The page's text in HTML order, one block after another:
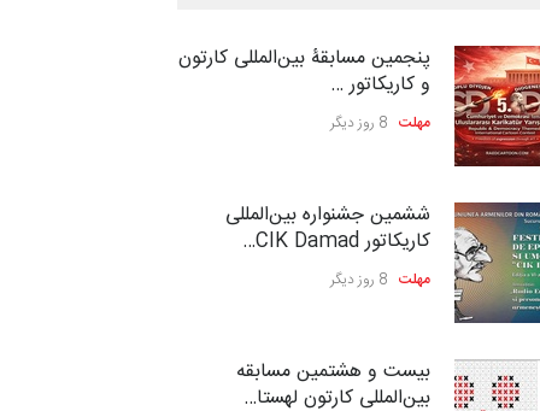
پنجمین مسابقۀ بین‌المللی کارتون
و کاریکاتور …
مهلت 8 روز دیگر
ششمین جشنواره بین‌المللی
کاریکاتور CIK Damad…
مهلت 8 روز دیگر
بیست و هشتمین مسابقه
بین‌المللی کارتون لهستا…